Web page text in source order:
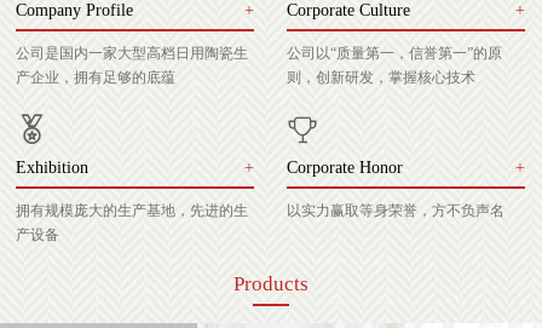
Company Profile +
公司是国内一家大型高档日用陶瓷生
产企业，拥有足够的底蕴
Corporate Culture +
公司以“质量第一，信誉第一”的原
则，创新研发，掌握核心技术
Exhibition +
拥有规模庞大的生产基地，先进的生
产设备
Corporate Honor +
以实力赢取等身荣誉，方不负声名
Products